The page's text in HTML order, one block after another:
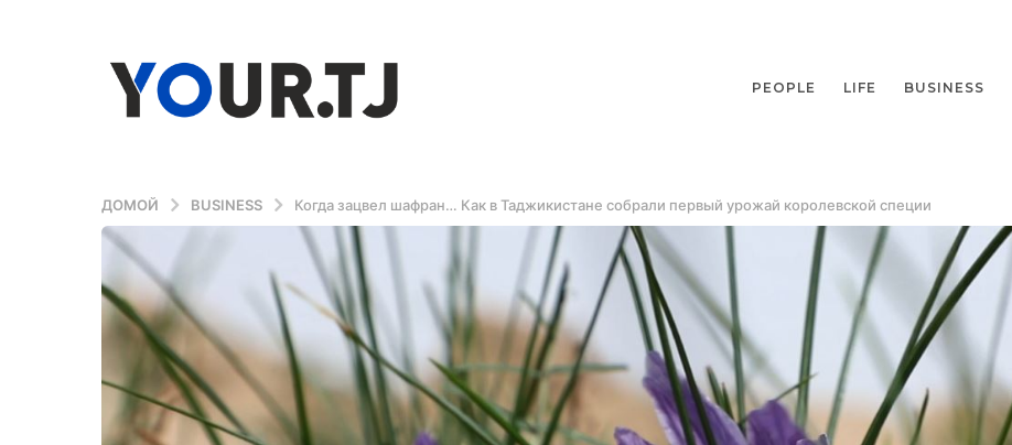
PEOPLE LIFE BUSINESS
ДОМОЙ BUSINESS Когда зацвел шафран… Как в Таджикистане собрали первый урожай королевской специи